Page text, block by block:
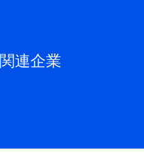
関連企業